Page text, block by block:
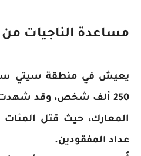
مساعدة الناجيات
يعيش في منطقة سيتي
250 ألف شخص، وقد
المعارك، حيث قتل
عداد المفقودين.